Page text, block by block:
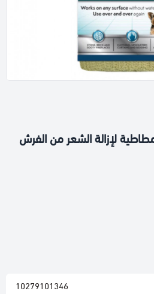
لإزالة الشعر من الفرش
10279101346